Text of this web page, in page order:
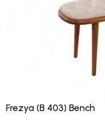
Frezya (B 403) Bench